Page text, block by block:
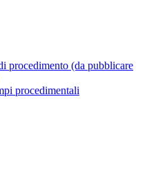
procedimento (da pubblicare
procedimentali